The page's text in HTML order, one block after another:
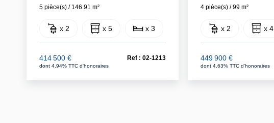
5 pièce(s) / 146.91 m²
x 2 x 5 x 3
414 500 €
dont 4.94% TTC d'honoraires
Ref : 02-1213
4 pièce(s) / 99 m²
x 2 x 4
449 900 €
dont 4.63% TTC d'honoraires